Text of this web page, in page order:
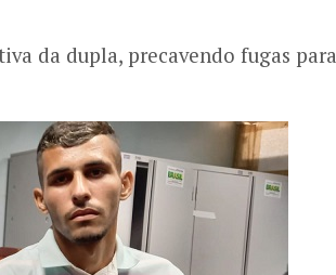
da dupla, precavendo fugas para